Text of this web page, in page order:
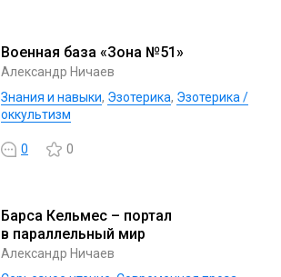
Военная база «Зона №51»
Александр Ничаев
Знания и навыки, Эзотерика, Эзотерика /
оккультизм
0 0
Барса Кельмес – портал
в параллельный мир
Александр Ничаев